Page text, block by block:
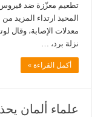
تطعيم معزّزة ضد فيروس
المحبذ ارتداء المزيد
معدلات الإصابة، وقال
نزلة برد، …
أكمل القراءة »
علماء ألمان